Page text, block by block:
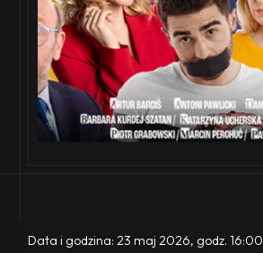
Data i godzina:23 maj 2026, godz. 16:00